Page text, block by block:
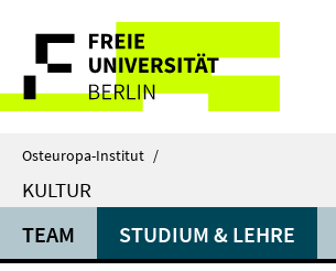
direkt
Inhalt
Service-
Navigation
Osteuropa-Institut /
KULTUR
TEAM STUDIUM & LEHRE